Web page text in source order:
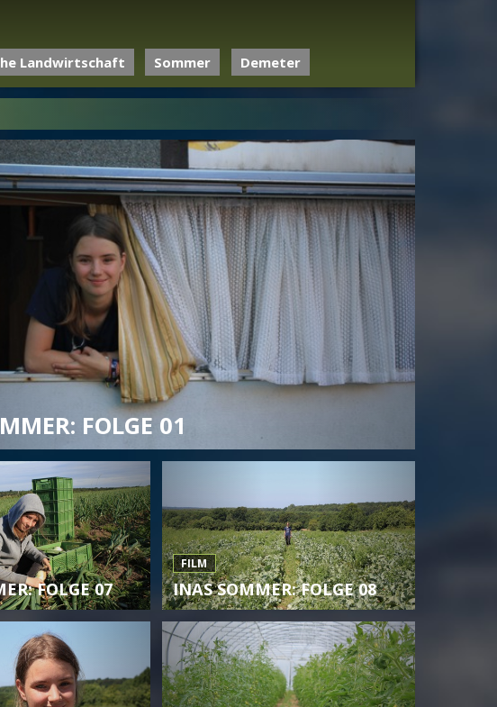
Landwirtschaft Sommer Demeter
FOLGE 01
FOLGE 07
FILM
INAS SOMMER: FOLGE 08